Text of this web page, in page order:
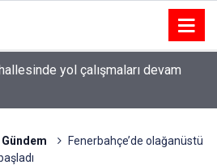
yol çalışmaları devam
kazası: 6 yaralı
Fenerbahçe’de olağanüstü